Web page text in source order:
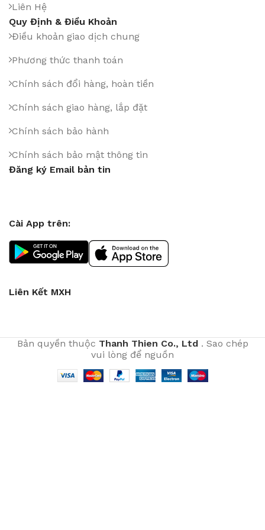
Liên Hệ
Quy Định & Điều Khoản
Điều khoản giao dịch chung
Phương thức thanh toán
Chính sách đổi hàng, hoàn tiền
Chính sách giao hàng, lắp đặt
Chính sách bảo hành
Chính sách bảo mật thông tin
Đăng ký Email bản tin
Cài App trên:
Liên Kết MXH
Bản quyền thuộc Thanh Thien Co., Ltd. Sao chép
vui lòng để nguồn